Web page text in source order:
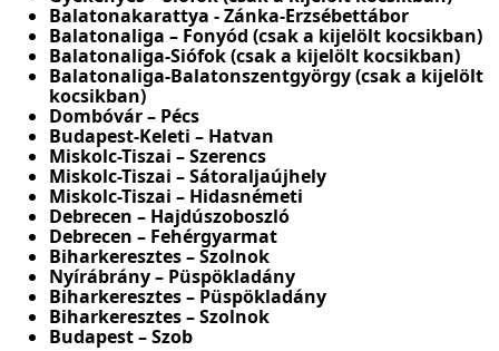
Balatonakarattya - Zánka-Erzsébettábor
Balatonaliga – Fonyód (csak a kijelölt kocsikban)
Balatonaliga-Siófok (csak a kijelölt kocsikban)
Balatonaliga-Balatonszentgyörgy (csak a kijelölt
kocsikban)
Dombóvár – Pécs
Budapest-Keleti – Hatvan
Miskolc-Tiszai – Szerencs
Miskolc-Tiszai – Sátoraljaújhely
Miskolc-Tiszai – Hidasnémeti
Debrecen – Hajdúszoboszló
Debrecen – Fehérgyarmat
Biharkeresztes – Szolnok
Nyírábrány – Püspökladány
Biharkeresztes – Püspökladány
Biharkeresztes – Szolnok
Budapest – Szob